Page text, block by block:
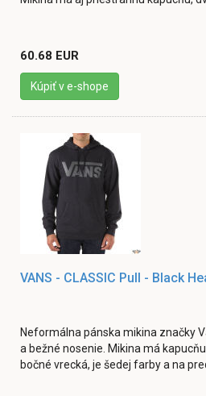
60.68 EUR
Kúpiť v e-shope
VANS - CLASSIC Pull - Black
Neformálna pánska mikina značky
a bežné nosenie. Mikina má
bočné vrecká, je šedej farby a na